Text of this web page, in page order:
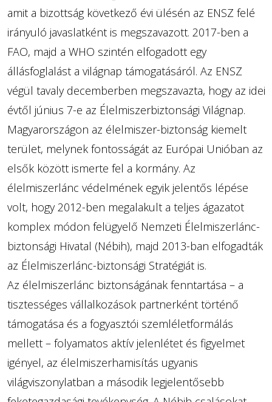
amit a bizottság következő évi ülésén az ENSZ felé
irányuló javaslatként is megszavazott. 2017-ben a
FAO, majd a WHO szintén elfogadott egy
állásfoglalást a világnap támogatásáról. Az ENSZ
végül tavaly decemberben megszavazta, hogy az idei
évtől június 7-e az Élelmiszerbiztonsági Világnap.
Magyarországon az élelmiszer-biztonság kiemelt
terület, melynek fontosságát az Európai Unióban az
elsők között ismerte fel a kormány. Az
élelmiszerlánc védelmének egyik jelentős lépése
volt, hogy 2012-ben megalakult a teljes ágazatot
komplex módon felügyelő Nemzeti Élelmiszerlánc-
biztonsági Hivatal (Nébih), majd 2013-ban elfogadták
az Élelmiszerlánc-biztonsági Stratégiát is.
Az élelmiszerlánc biztonságának fenntartása – a
tisztességes vállalkozások partnerként történő
támogatása és a fogyasztói szemléletformálás
mellett – folyamatos aktív jelenlétet és figyelmet
igényel, az élelmiszerhamisítás ugyanis
világviszonylatban a második legjelentősebb